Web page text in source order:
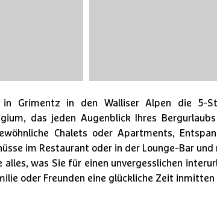
in Grimentz in den Walliser Alpen die 5-
das jeden Augenblick Ihres
Chalets oder Apartments,
im Restaurant oder in der Lounge-Bar
alles, was Sie für einen unvergesslichen
oder Freunden eine glückliche Zeit